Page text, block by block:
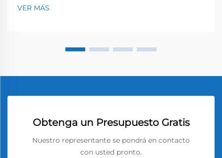
VER MÁS
Obtenga un Presupuesto Gratis
Nuestro representante se pondrá en contacto
con usted pronto.